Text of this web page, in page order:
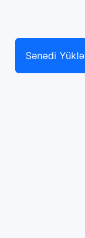
Sənədi Yüklə